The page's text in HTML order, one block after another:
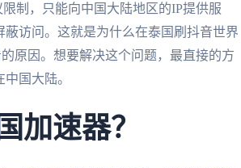
制，只能向中国大陆地区的IP提供服
访问。这就是为什么在泰国刷抖音世界
原因。想要解决这个问题，最直接的方
国大陆。
加速器？